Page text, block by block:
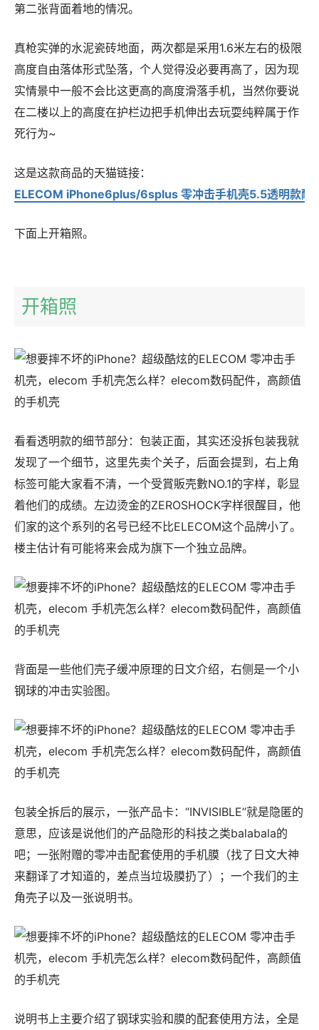
第二张背面着地的情况。
真枪实弹的水泥瓷砖地面，两次都是采用1.6米左右的极限
高度自由落体形式坠落，个人觉得没必要再高了，因为现
实情景中一般不会比这更高的高度滑落手机，当然你要说
在二楼以上的高度在护栏边把手机伸出去玩耍纯粹属于作
死行为~
这是这款商品的天猫链接：
ELECOM iPhone6plus/6splus 零冲击手机壳5.5透明款耐
下面上开箱照。
开箱照
看看透明款的细节部分：包装正面，其实还没拆包装我就
发现了一个细节，这里先卖个关子，后面会提到，右上角
标签可能大家看不清，一个受賞販壳數NO.1的字样，彰显
着他们的成绩。左边烫金的ZEROSHOCK字样很醒目，他
们家的这个系列的名号已经不比ELECOM这个品牌小了。
楼主估计有可能将来会成为旗下一个独立品牌。
背面是一些他们壳子缓冲原理的日文介绍，右侧是一个小
钢球的冲击实验图。
包装全拆后的展示，一张产品卡：“INVISIBLE”就是隐匿的
意思，应该是说他们的产品隐形的科技之类balabala的
吧；一张附赠的零冲击配套使用的手机膜（找了日文大神
来翻译了才知道的，差点当垃圾膜扔了）；一个我们的主
角壳子以及一张说明书。
说明书上主要介绍了钢球实验和膜的配套使用方法，全是